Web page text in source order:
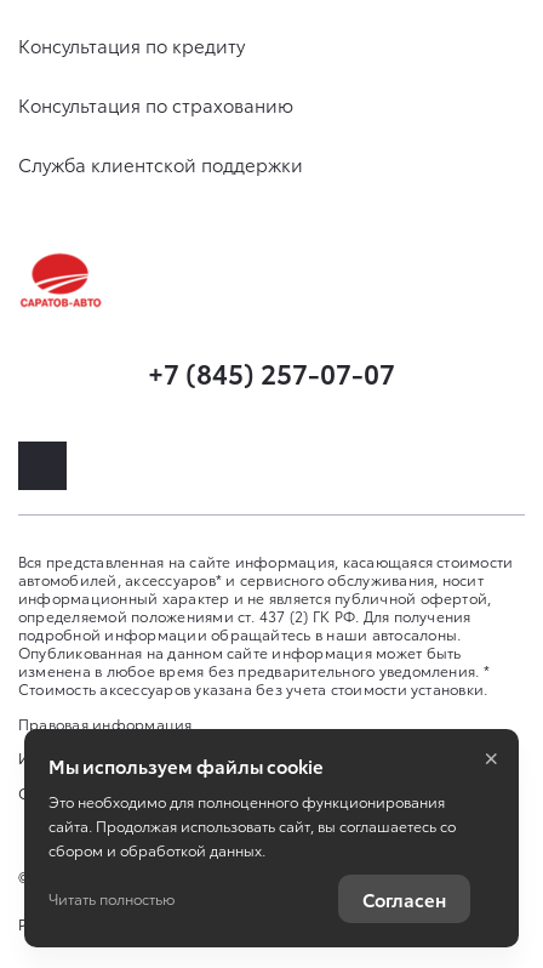
Консультация по кредиту
Консультация по страхованию
Служба клиентской поддержки
+7 (845) 257-07-07
Вся представленная на сайте информация, касающаяся стоимости
автомобилей, аксессуаров* и сервисного обслуживания, носит
информационный характер и не является публичной офертой,
определяемой положениями ст. 437 (2) ГК РФ. Для получения
подробной информации обращайтесь в наши автосалоны.
Опубликованная на данном сайте информация может быть
изменена в любое время без предварительного уведомления. *
Стоимость аксессуаров указана без учета стоимости установки.
Правовая информация
Изменить настройку cookies
Сбросить cookie
©
Работает на технологиях
Мы используем файлы cookie
Это необходимо для полноценного функционирования
сайта. Продолжая использовать сайт, вы соглашаетесь со
сбором и обработкой данных.
Читать полностью Согласен
×